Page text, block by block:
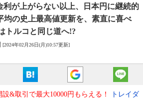
利が上がらない以上、日本円に継続的
の史上最高値更新を、 素直に喜べ
トルコと同じ道へ!?
[2024年02月26日(月)10:57更新]
&取引で最大10000円もらえる！
トレイダ